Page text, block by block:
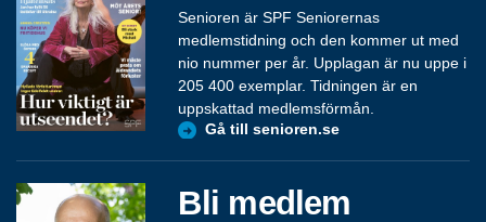
Senioren är SPF Seniorernas
medlemstidning och den kommer ut med
nio nummer per år. Upplagan är nu uppe i
205 400 exemplar. Tidningen är en
uppskattad medlemsförmån.
Gå till senioren.se
Bli medlem